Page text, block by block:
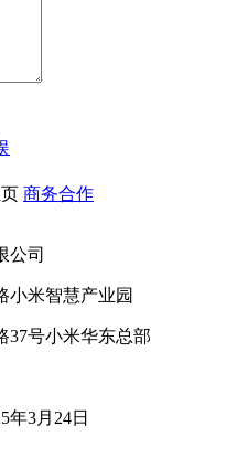
商务合作
公司
小米智慧产业园
37号小米华东总部
年3月24日